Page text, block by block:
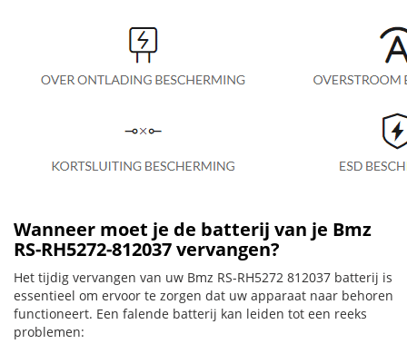
Wanneer moet je de batterij van je Bmz
RS-RH5272-812037 vervangen?
Het tijdig vervangen van uw Bmz RS-RH5272 812037 batterij is
essentieel om ervoor te zorgen dat uw apparaat naar behoren
functioneert. Een falende batterij kan leiden tot een reeks
problemen: